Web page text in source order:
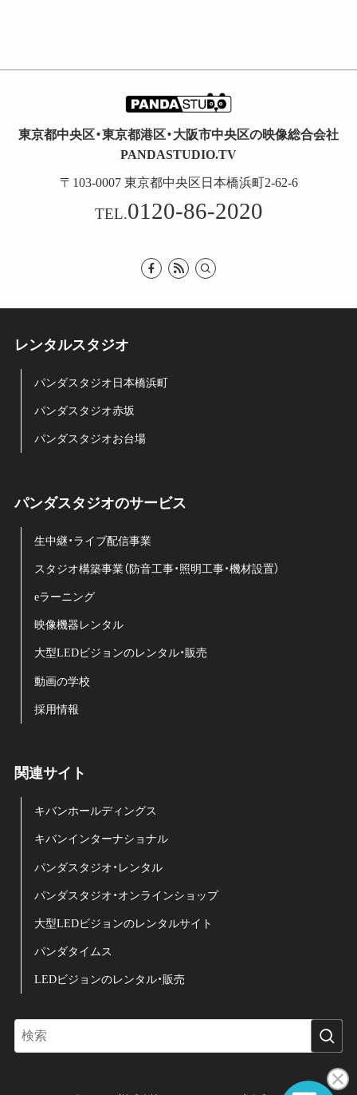
東京都中央区・東京都港区・大阪市中央区の映像総合会社
PANDASTUDIO.TV
〒103-0007 東京都中央区日本橋浜町2-62-6
TEL.0120-86-2020
レンタルスタジオ
パンダスタジオ日本橋浜町
パンダスタジオ赤坂
パンダスタジオお台場
パンダスタジオのサービス
生中継・ライブ配信事業
スタジオ構築事業（防音工事・照明工事・機材設置）
eラーニング
映像機器レンタル
大型LEDビジョンのレンタル・販売
動画の学校
採用情報
関連サイト
キバンホールディングス
キバンインターナショナル
パンダスタジオ・レンタル
パンダスタジオ・オンラインショップ
大型LEDビジョンのレンタルサイト
パンダタイムス
LEDビジョンのレンタル・販売